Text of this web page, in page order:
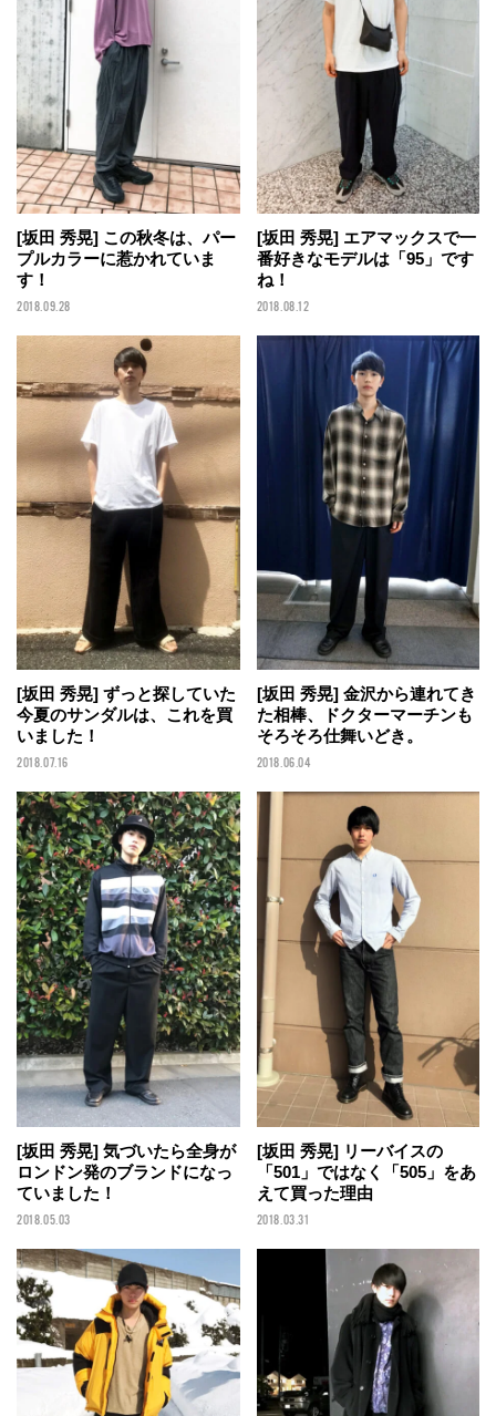
[坂田 秀晃] この秋冬は、パー
プルカラーに惹かれていま
す！
2018.09.28
[坂田 秀晃] エアマックスで一
番好きなモデルは「95」です
ね！
2018.08.12
[坂田 秀晃] ずっと探していた
今夏のサンダルは、これを買
いました！
2018.07.16
[坂田 秀晃] 金沢から連れてき
た相棒、ドクターマーチンも
そろそろ仕舞いどき。
2018.06.04
[坂田 秀晃] 気づいたら全身が
ロンドン発のブランドになっ
ていました！
2018.05.03
[坂田 秀晃] リーバイスの
「501」ではなく「505」をあ
えて買った理由
2018.03.31